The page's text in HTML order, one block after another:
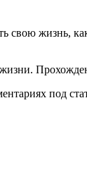
свою жизнь,
под